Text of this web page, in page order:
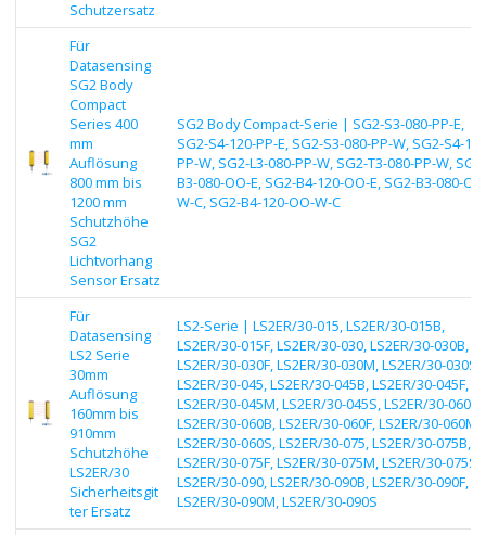
Schutzersatz
Für
Datasensing
SG2 Body
Compact
Series 400
mm
Auflösung
800 mm bis
1200 mm
Schutzhöhe
SG2
Lichtvorhang
Sensor Ersatz
SG2 Body Compact-Serie | SG2-S3-080-PP-E,
SG2-S4-120-PP-E, SG2-S3-080-PP-W, SG2-S4-
PP-W, SG2-L3-080-PP-W, SG2-T3-080-PP-W, SG2-
B3-080-OO-E, SG2-B4-120-OO-E, SG2-B3-080-
W-C, SG2-B4-120-OO-W-C
Für
Datasensing
LS2 Serie
30mm
Auflösung
160mm bis
910mm
Schutzhöhe
LS2ER/30
Sicherheitsgit
ter Ersatz
LS2-Serie | LS2ER/30-015, LS2ER/30-015B,
LS2ER/30-015F, LS2ER/30-030, LS2ER/30-030B,
LS2ER/30-030F, LS2ER/30-030M, LS2ER/30-030S,
LS2ER/30-045, LS2ER/30-045B, LS2ER/30-045F,
LS2ER/30-045M, LS2ER/30-045S, LS2ER/30-060,
LS2ER/30-060B, LS2ER/30-060F, LS2ER/30-060M,
LS2ER/30-060S, LS2ER/30-075, LS2ER/30-075B,
LS2ER/30-075F, LS2ER/30-075M, LS2ER/30-075S,
LS2ER/30-090, LS2ER/30-090B, LS2ER/30-090F,
LS2ER/30-090M, LS2ER/30-090S